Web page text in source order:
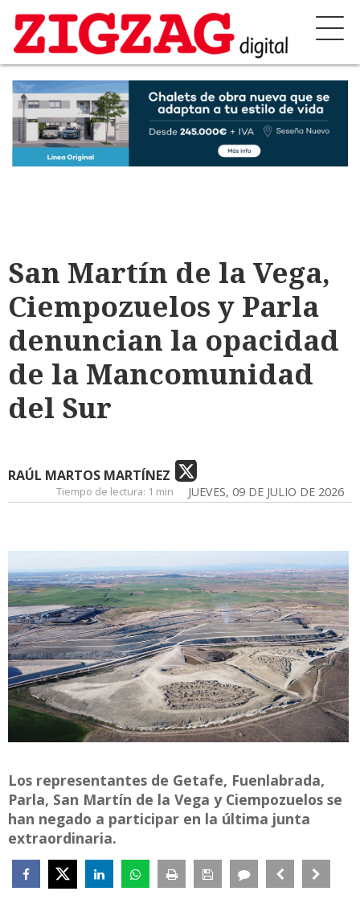
San Martín de la Vega,
Ciempozuelos y Parla
denuncian la opacidad
de la Mancomunidad
del Sur
RAÚL MARTOS MARTÍNEZ
JUEVES, 09 DE JULIO DE 2026
Tiempo de lectura: 1 min
Los representantes de Getafe, Fuenlabrada,
Parla, San Martín de la Vega y Ciempozuelos se
han negado a participar en la última junta
extraordinaria.